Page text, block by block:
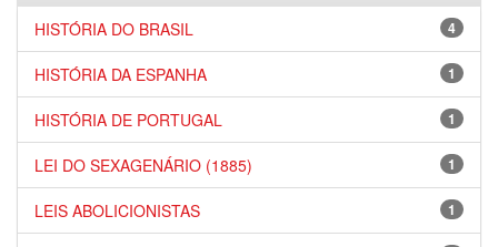
4
HISTÓRIA DO BRASIL
1
HISTÓRIA DA ESPANHA
1
HISTÓRIA DE PORTUGAL
1
LEI DO SEXAGENÁRIO (1885)
1
LEIS ABOLICIONISTAS